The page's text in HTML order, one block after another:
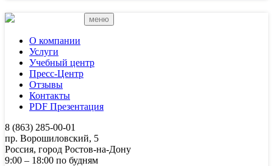
меню
О компании
Услуги
Учебный центр
Пресс-Центр
Отзывы
Контакты
PDF Презентация
8 (863) 285-00-01
пр. Ворошиловский, 5
Россия, город Ростов-на-Дону
9:00 – 18:00 по будням